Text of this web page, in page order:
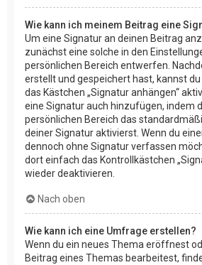
Wie kann ich meinem Beitrag eine
Um eine Signatur an deinen Beitrag
zunächst eine solche in den
persönlichen Bereich entwerfen.
erstellt und gespeichert hast, kannst
das Kästchen „Signatur anhängen“
eine Signatur auch hinzufügen, indem
persönlichen Bereich das
deiner Signatur aktivierst. Wenn du
dennoch ohne Signatur verfassen
dort einfach das Kontrollkästchen
wieder deaktivieren.
Nach oben
Wie kann ich eine Umfrage erstellen?
Wenn du ein neues Thema eröffnest
Beitrag eines Themas bearbeitest,